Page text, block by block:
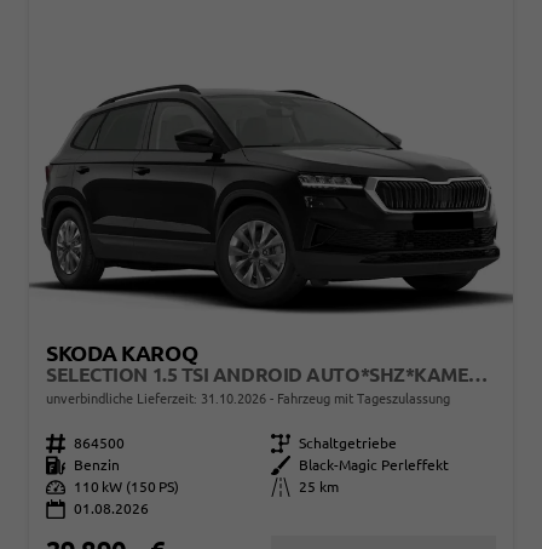
SKODA KAROQ
SELECTION 1.5 TSI ANDROID AUTO*SHZ*KAMERA*PDC V/H*KLIMAAUTO*SUNSET*LED
unverbindliche Lieferzeit: 31.10.2026 Fahrzeug mit Tageszulassung
Fahrzeugnr. 864500 Getriebe Schaltgetriebe
Kraftstoff
Benzin Außenfarbe
Black-Magic Perleffekt
Leistung
110 kW (150 PS) Kilometerstand
25 km
01.08.2026